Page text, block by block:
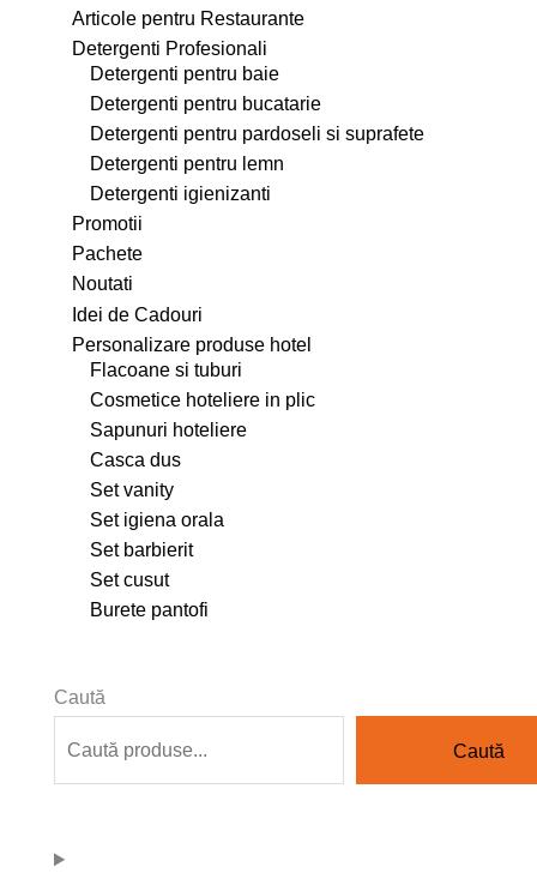
Articole pentru Restaurante
Detergenti Profesionali
Detergenti pentru baie
Detergenti pentru bucatarie
Detergenti pentru pardoseli si suprafete
Detergenti pentru lemn
Detergenti igienizanti
Promotii
Pachete
Noutati
Idei de Cadouri
Personalizare produse hotel
Flacoane si tuburi
Cosmetice hoteliere in plic
Sapunuri hoteliere
Casca dus
Set vanity
Set igiena orala
Set barbierit
Set cusut
Burete pantofi
Caută
Caută